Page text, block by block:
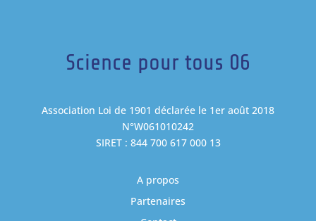
Science pour tous 06
Association Loi de 1901 déclarée le 1er août 2018
N°W061010242
SIRET : 844 700 617 000 13
A propos
Partenaires